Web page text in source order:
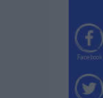
Facebook